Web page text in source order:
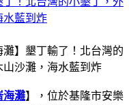
水藍到炸
海灘】，位於基隆市安樂